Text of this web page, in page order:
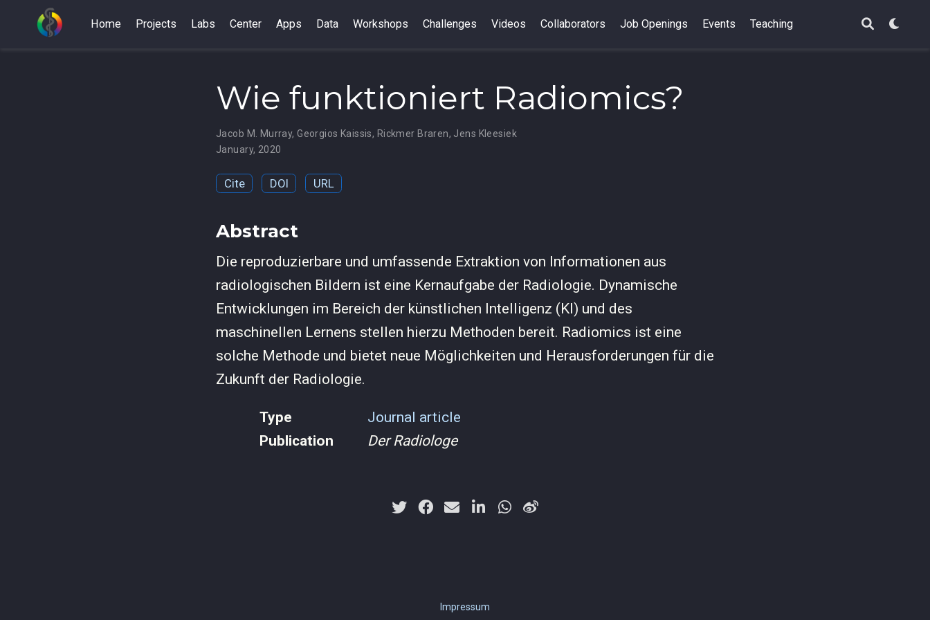
Home Projects Labs Center Apps Data Workshops Challenges Videos Collaborators Job Openings Events Teaching
Wie funktioniert Radiomics?
Jacob M. Murray,Georgios Kaissis, Rickmer Braren, Jens Kleesiek
January, 2020
Cite DOI URL
Abstract
Die reproduzierbare und umfassende Extraktion von Informationen aus
radiologischen Bildern ist eine Kernaufgabe der Radiologie. Dynamische
Entwicklungen im Bereich der künstlichen Intelligenz (KI) und des
maschinellen Lernens stellen hierzu Methoden bereit. Radiomics ist eine
solche Methode und bietet neue Möglichkeiten und Herausforderungen für die
Zukunft der Radiologie.
Type
Journal article
Publication
Der Radiologe
Impressum